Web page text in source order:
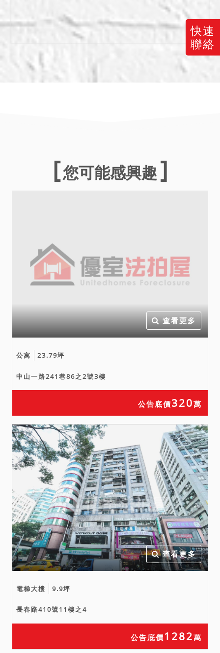
快速
聯絡
您可能感興趣
查看更多
公寓 23.79坪
中山一路241巷86之2號3樓
公告底價320萬
查看更多
電梯大樓 9.9坪
長春路410號11樓之4
公告底價 1282萬